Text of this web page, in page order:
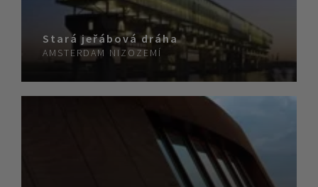
Stará jeřábová dráha
AMSTERDAM NIZOZEMÍ